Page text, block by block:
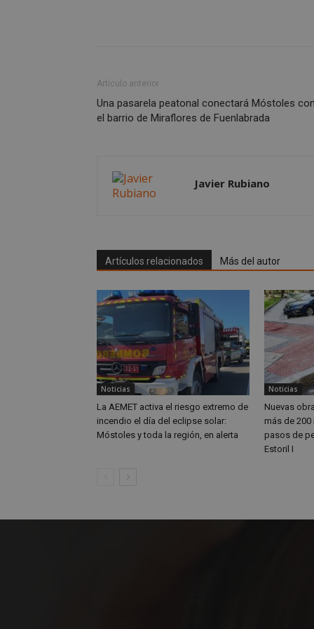
Artículo anterior
Una pasarela peatonal conectará Móstoles con
el barrio de Miraflores de Fuenlabrada
Javier Rubiano
Artículos relacionados Más del autor
Noticias
La AEMET activa el riesgo extremo de
incendio el día del eclipse solar:
Móstoles y toda la región, en alerta
Noticias
Nuevas
más de 200
pasos de
Estoril I
_grecaptcha
Nombre
OAID
_ga
Nombre
YSC
NID
VISITOR_INFO1_LIVE
Nombre
/
vuid
Inc.
_cfuvid
Nombre